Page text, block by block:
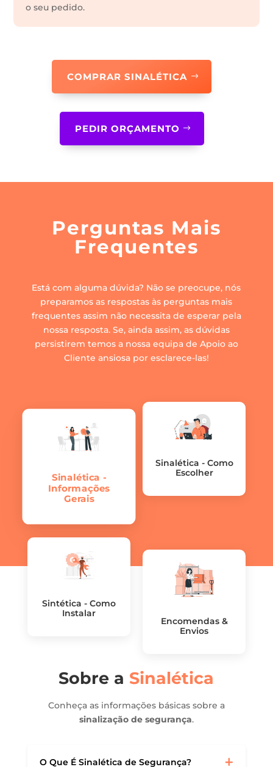
o seu pedido.
COMPRAR SINALÉTICA
PEDIR ORÇAMENTO
Perguntas Mais
Frequentes
Está com alguma dúvida? Não se preocupe, nós
preparamos as respostas às perguntas mais
frequentes assim não necessita de esperar pela
nossa resposta. Se, ainda assim, as dúvidas
persistirem temos a nossa equipa de Apoio ao
Cliente ansiosa por esclarece-las!
Sinalética -
Informações
Gerais
Sinalética - Como
Escolher
Sintética - Como
Instalar
Encomendas &
Envios
Sobre a Sinalética
Conheça as informações básicas sobre a
sinalização de segurança.
O Que É Sinalética de Segurança?